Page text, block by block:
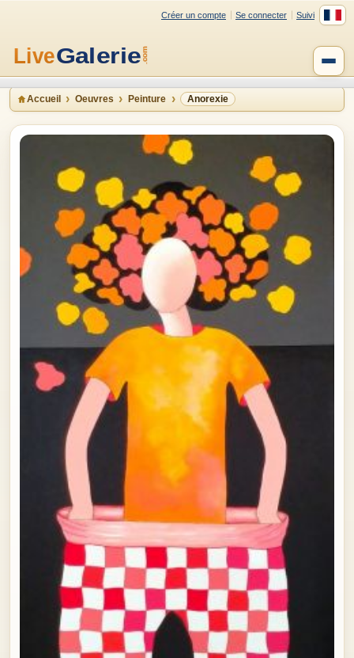
Créer un compte Se connecter Suivi
Accueil Oeuvres Peinture Anorexie